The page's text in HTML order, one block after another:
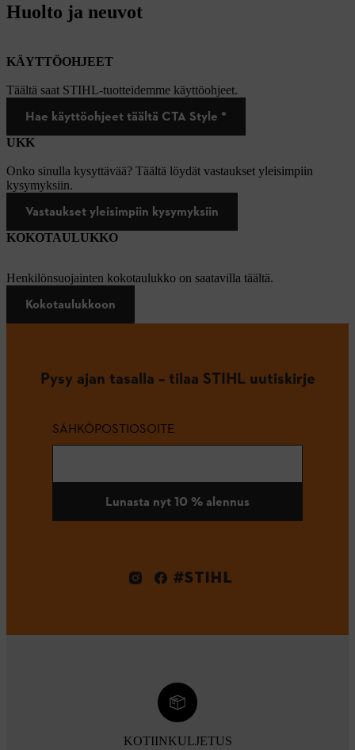
Huolto ja neuvot
KÄYTTÖOHJEET
Täältä saat STIHL-tuotteidemme käyttöohjeet.
Hae käyttöohjeet täältä CTA Style *
UKK
Onko sinulla kysyttävää? Täältä löydät vastaukset yleisimpiin
kysymyksiin.
Vastaukset yleisimpiin kysymyksiin
KOKOTAULUKKO
Henkilönsuojainten kokotaulukko on saatavilla täältä.
Kokotaulukkoon
Pysy ajan tasalla – tilaa STIHL uutiskirje
SÄHKÖPOSTIOSOITE
Lunasta nyt 10 % alennus
#STIHL
KOTIINKULJETUS